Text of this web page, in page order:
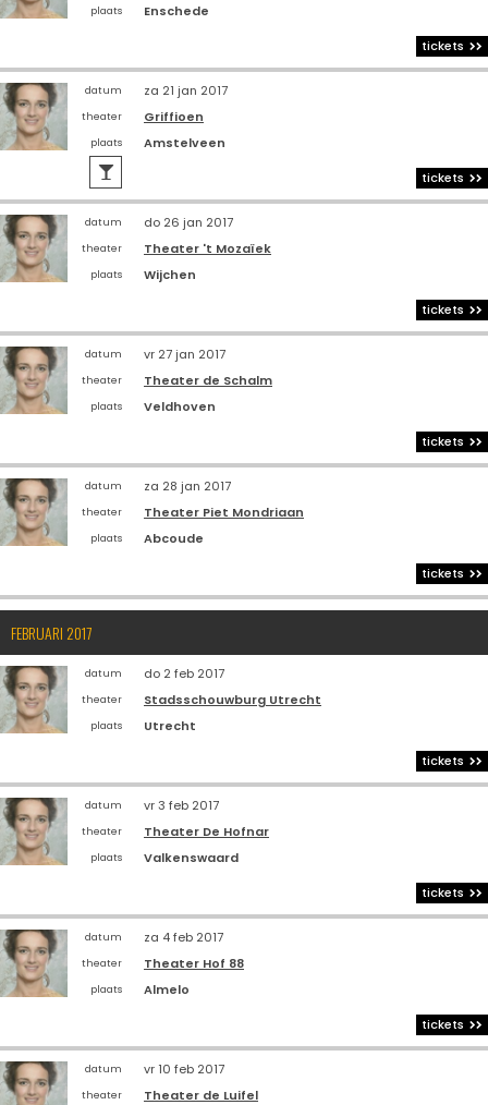
plaats
Enschede
tickets
datum za 21 jan 2017
theater Griffioen
plaats Amstelveen
 tickets
datum do 26 jan 2017
theater Theater 't Mozaïek
plaats
Wijchen
tickets
datum vr 27 jan 2017
theater Theater de Schalm
plaats
Veldhoven
tickets
datum za 28 jan 2017
theater Theater Piet Mondriaan
plaats
Abcoude
tickets
FEBRUARI 2017
datum do 2 feb 2017
theater Stadsschouwburg Utrecht
plaats
Utrecht
tickets
datum vr 3 feb 2017
theater Theater De Hofnar
plaats
Valkenswaard
tickets
datum za 4 feb 2017
theater Theater Hof 88
plaats
Almelo
tickets
datum vr 10 feb 2017
theater Theater de Luifel